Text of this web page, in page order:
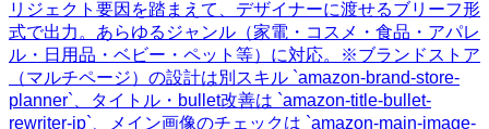
リジェクト要因を踏まえて、デザイナーに渡せるブリーフ形
式で出力。あらゆるジャンル（家電・コスメ・食品・アパレ
ル・日用品・ベビー・ペット等）に対応。※ブランドストア
（マルチページ）の設計は別スキル `amazon-brand-store-
planner`、タイトル・bullet改善は `amazon-title-bullet-
rewriter-jp`、メイン画像のチェックは `amazon-main-image-